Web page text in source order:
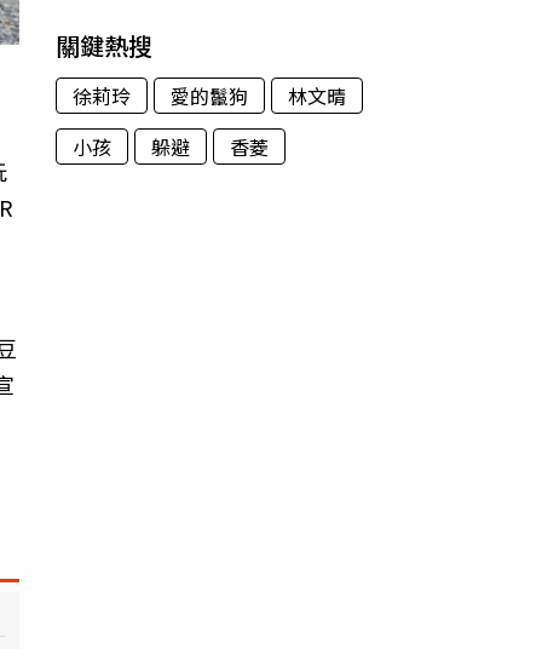
關鍵熱搜
徐莉玲 愛的鬣狗
林文晴
小孩
躲避 香菱